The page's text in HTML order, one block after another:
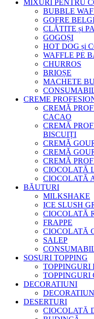
MIXURI PENTRU
BUBBLE
GOFRE
CLĂTITE și
GOGOȘI
HOT DOG și
WAFFLE PE
CHURROS
BRIOȘE
MACHETE
CREME
CREMĂ
CACAO
CREMĂ
BISCUIȚI
CREMĂ
CREMĂ
CREMĂ
CIOCOLATĂ
CIOCOLATĂ
BĂUTURI
MILKSHAKE
ICE SLUSH
CIOCOLATĂ
FRAPPE
CIOCOLATĂ
SALEP
SOSURI TOPPING
TOPPINGURI
TOPPINGURI
DECORATIUNI
DESERTURI
CIOCOLATĂ